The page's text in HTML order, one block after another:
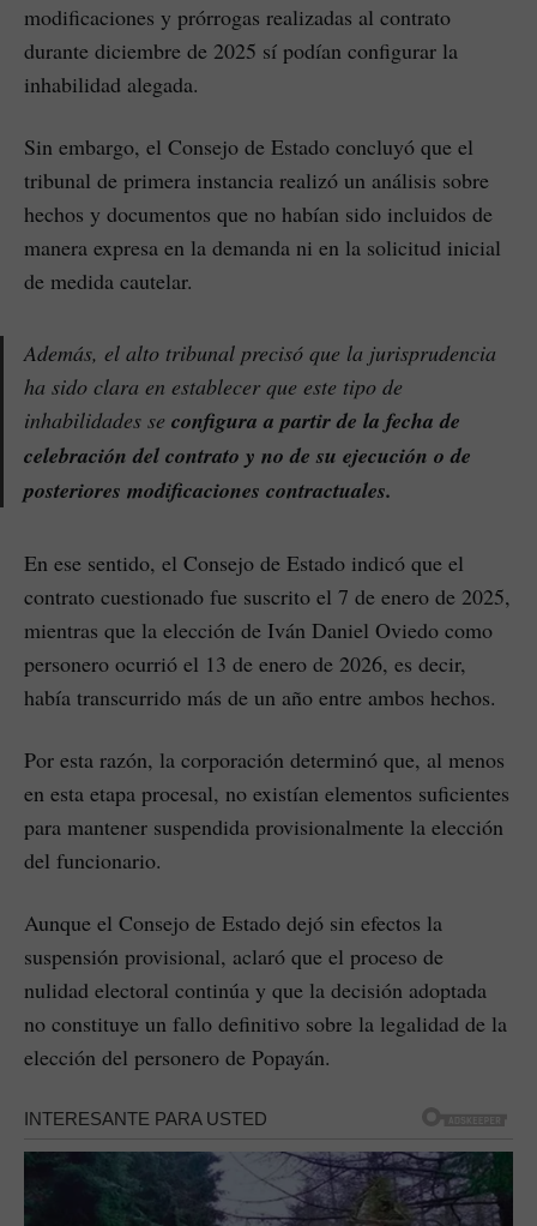
modificaciones y prórrogas realizadas al contrato
durante diciembre de 2025 sí podían configurar la
inhabilidad alegada.
Sin embargo, el Consejo de Estado concluyó que el
tribunal de primera instancia realizó un análisis sobre
hechos y documentos que no habían sido incluidos de
manera expresa en la demanda ni en la solicitud inicial
de medida cautelar.
Además, el alto tribunal precisó que la jurisprudencia
ha sido clara en establecer que este tipo de
inhabilidades se configura a partir de la fecha de
celebración del contrato y no de su ejecución o de
posteriores modificaciones contractuales.
En ese sentido, el Consejo de Estado indicó que el
contrato cuestionado fue suscrito el 7 de enero de 2025,
mientras que la elección de Iván Daniel Oviedo como
personero ocurrió el 13 de enero de 2026, es decir,
había transcurrido más de un año entre ambos hechos.
Por esta razón, la corporación determinó que, al menos
en esta etapa procesal, no existían elementos suficientes
para mantener suspendida provisionalmente la elección
del funcionario.
Aunque el Consejo de Estado dejó sin efectos la
suspensión provisional, aclaró que el proceso de
nulidad electoral continúa y que la decisión adoptada
no constituye un fallo definitivo sobre la legalidad de la
elección del personero de Popayán.